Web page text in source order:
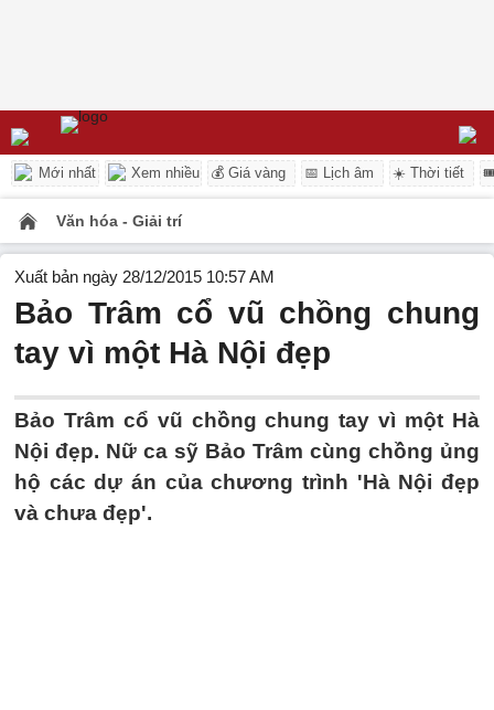
Mới nhất Xem nhiều 💰 Giá vàng 📅 Lịch âm ☀️ Thời tiết
Văn hóa - Giải trí
Xuất bản ngày 28/12/2015 10:57 AM
Bảo Trâm cổ vũ chồng chung
tay vì một Hà Nội đẹp
Bảo Trâm cổ vũ chồng chung tay vì một Hà
Nội đẹp. Nữ ca sỹ Bảo Trâm cùng chồng ủng
hộ các dự án của chương trình 'Hà Nội đẹp
và chưa đẹp'.